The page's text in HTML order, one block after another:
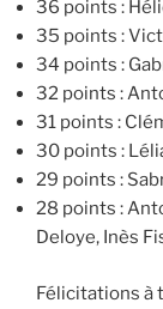
36 points :
35 points :
34 points :
32 points :
31 points :
30 points :
29 points :
28 points :
Deloye, Inès
Félicitations à